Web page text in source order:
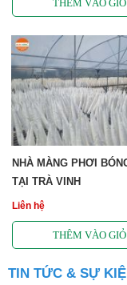
NHÀ MÀNG PHƠI
TẠI TRÀ VINH
Liên hệ